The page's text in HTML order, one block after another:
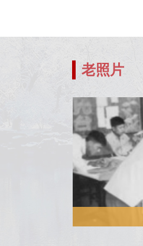
老照片